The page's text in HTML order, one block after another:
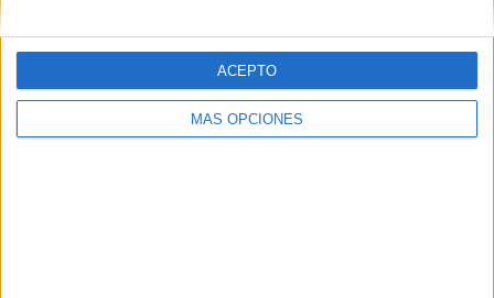
MÁS OPCIONES
ACEPTO